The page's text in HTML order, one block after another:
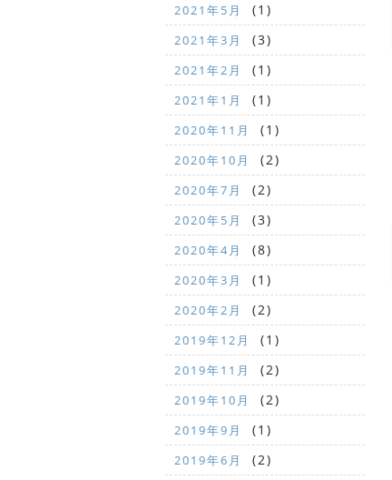
2021年5月 (1)
2021年3月 (3)
2021年2月 (1)
2021年1月 (1)
2020年11月 (1)
2020年10月 (2)
2020年7月 (2)
2020年5月 (3)
2020年4月 (8)
2020年3月 (1)
2020年2月 (2)
2019年12月 (1)
2019年11月 (2)
2019年10月 (2)
2019年9月 (1)
2019年6月 (2)